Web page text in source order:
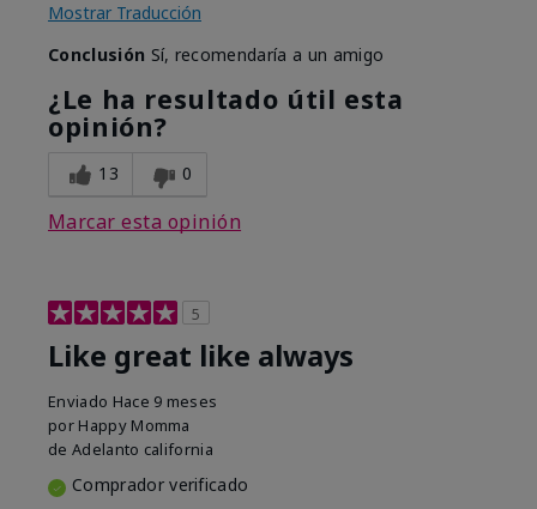
Mostrar Traducción
Conclusión Sí, recomendaría a un amigo
¿Le ha resultado útil esta
opinión?
13 0
Marcar esta opinión
5
Like great like always
Enviado Hace 9 meses
por Happy Momma
de Adelanto california
Comprador verificado